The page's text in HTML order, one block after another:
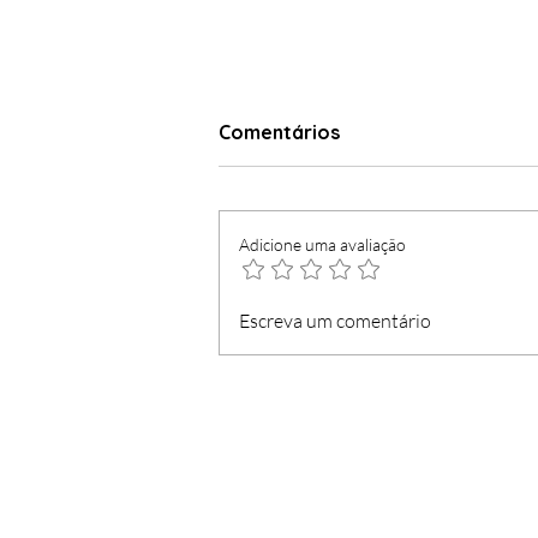
Governo acompanha
vigilância do Exército e da
Comentários
Adicione uma avaliação
Escreva um comentário